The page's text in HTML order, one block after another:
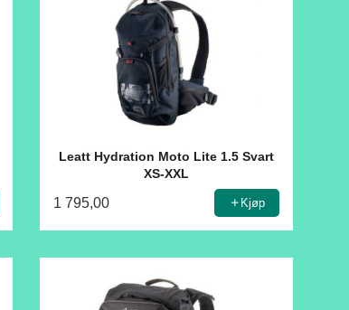
Leatt Hydration Moto Lite 1.5 Svart
XS-XXL
1 795,00 Kjøp